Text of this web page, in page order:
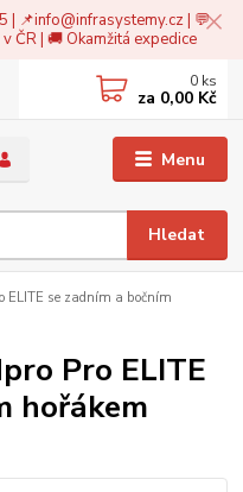
| 📌info@infrasystemy.cz| 💬
ČR | 🚚 Okamžitá expedice
Menu
Hledat
0 ks
za 0,00 Kč
ELITE se zadním a bočním
Pro ELITE
hořákem